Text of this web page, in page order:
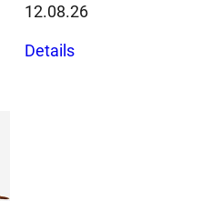
12.08.26
DetailsProdukt